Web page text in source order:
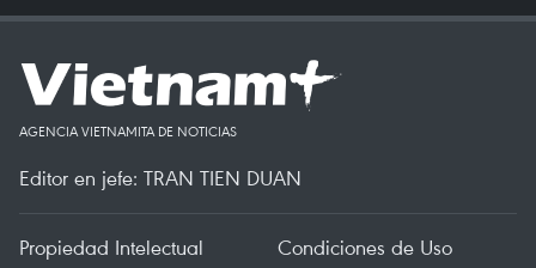
AGENCIA VIETNAMITA DE NOTICIAS
Editor en jefe: TRAN TIEN DUAN
Propiedad Intelectual
Condiciones de Uso